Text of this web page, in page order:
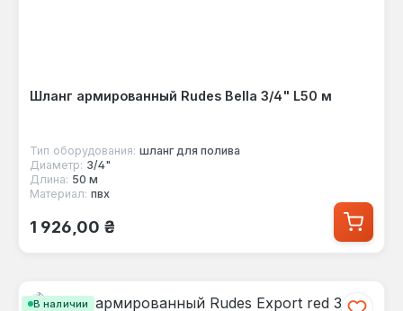
Шланг армированный Rudes Bella 3/4" L50 м
Тип оборудования: шланг для полива
Диаметр: 3/4"
Длина: 50 м
Материал: пвх
Обычная цена:
1 926,00 ₴
В наличии